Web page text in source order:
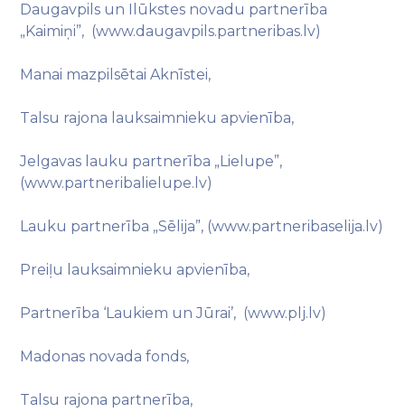
Daugavpils un Ilūkstes novadu partnerība
„Kaimiņi”, (www.daugavpils.partneribas.lv)
Manai mazpilsētai Aknīstei,
Talsu rajona lauksaimnieku apvienība,
Jelgavas lauku partnerība „Lielupe”,
(www.partneribalielupe.lv)
Lauku partnerība „Sēlija”, (www.partneribaselija.lv)
Preiļu lauksaimnieku apvienība,
Partnerība ‘Laukiem un Jūrai’, (www.plj.lv)
Madonas novada fonds,
Talsu rajona partnerība,